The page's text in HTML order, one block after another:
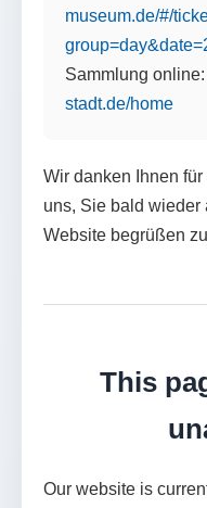
museum.de/#/
Sammlung online:
stadt.de/home
Wir danken Ihnen
uns, Sie bald wieder
Website begrüßen
This
Our website is